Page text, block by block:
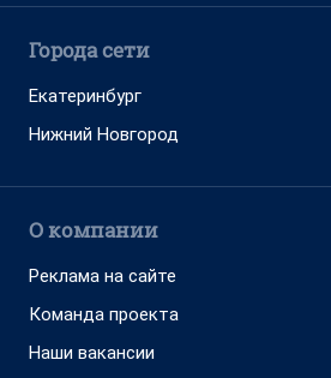
Города сети
Екатеринбург
Нижний Новгород
О компании
Реклама на сайте
Команда проекта
Наши вакансии